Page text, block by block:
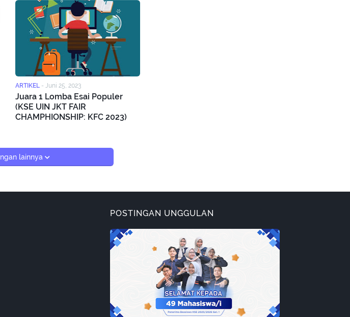
ARTIKEL - Juni 25, 2023
Juara 1 Lomba Esai Populer
(KSE UIN JKT FAIR
CHAMPHIONSHIP: KFC 2023)
lainnya
POSTINGAN UNGGULAN